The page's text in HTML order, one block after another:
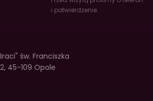
i potwierdzenie.
św. Franciszka
, 45-109 Opole